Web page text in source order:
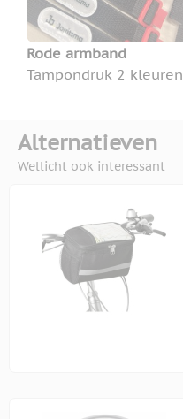
Rode armband
Tampondruk 2 kleuren
Alternatieven
Wellicht ook interessant